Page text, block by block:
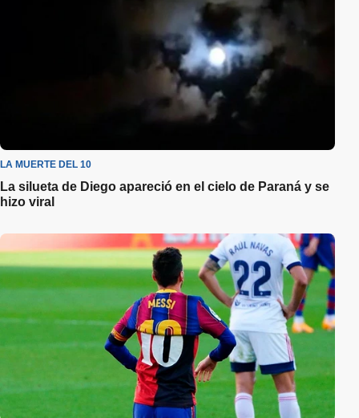
LA MUERTE DEL 10
La silueta de Diego apareció en el cielo de Paraná y se
hizo viral